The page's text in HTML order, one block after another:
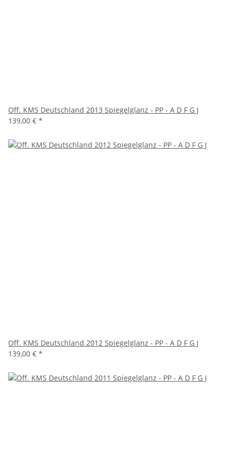
Off. KMS Deutschland 2013 Spiegelglanz - PP - A D F G J
139,00 € *
Off. KMS Deutschland 2012 Spiegelglanz - PP - A D F G J
139,00 € *